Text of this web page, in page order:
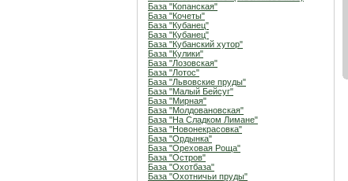
База "Копанская"
База "Кочеты"
База "Кубанец"
База "Кубанец"
База "Кубанский хутор"
База "Кулики"
База "Лозовская"
База "Лотос"
База "Львовские пруды"
База "Малый Бейсуг"
База "Мирная"
База "Молдовановская"
База "На Сладком Лимане"
База "Новонекрасовка"
База "Ордынка"
База "Ореховая Роща"
База "Остров"
База "Охотбаза"
База "Охотничьи пруды"